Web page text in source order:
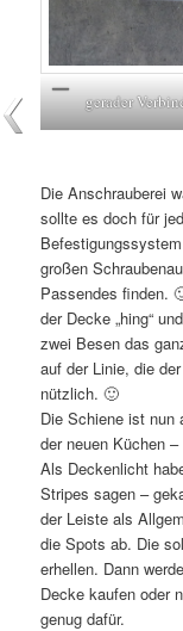
gerader
Die Anschrauberei
sollte es doch für
großen
Passendes finden.
der Decke „hing“
zwei Besen das
auf der Linie, die
nützlich. 🙂
Die Schiene ist nun
der neuen Küchen
Als Deckenlicht
Stripes sagen –
der Leiste als
die Spots ab. Die
erhellen. Dann
Decke kaufen oder
genug dafür.